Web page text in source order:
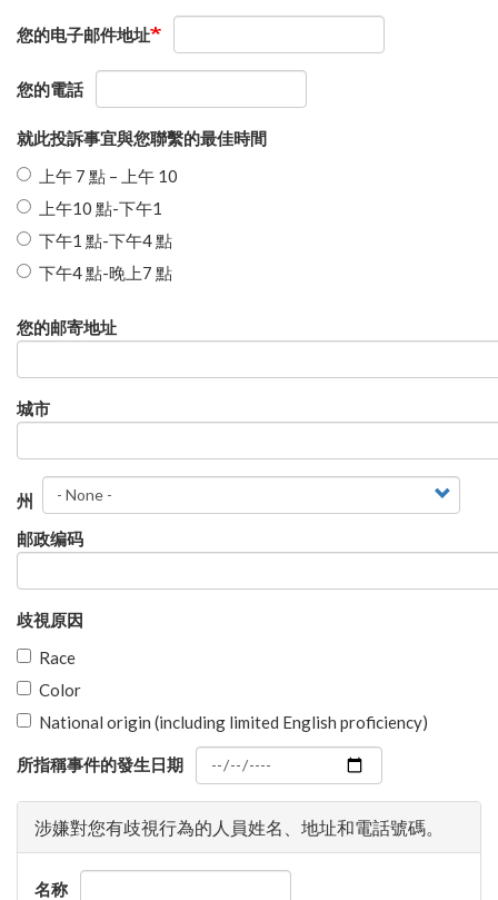
您的电子邮件地址
您的電話
就此投訴事宜與您聯繫的最佳時間
上午 7 點 – 上午 10
上午10 點-下午1
下午1 點-下午4 點
下午4 點-晚上7 點
您
郵
寄
址
您的邮寄地址
城市
州
邮政编码
歧視原因
Race
Color
National origin (including limited English proficiency)
所指稱事件的發生日期
涉嫌對您有歧視行為的人員姓名、地址和電話號碼。
名称